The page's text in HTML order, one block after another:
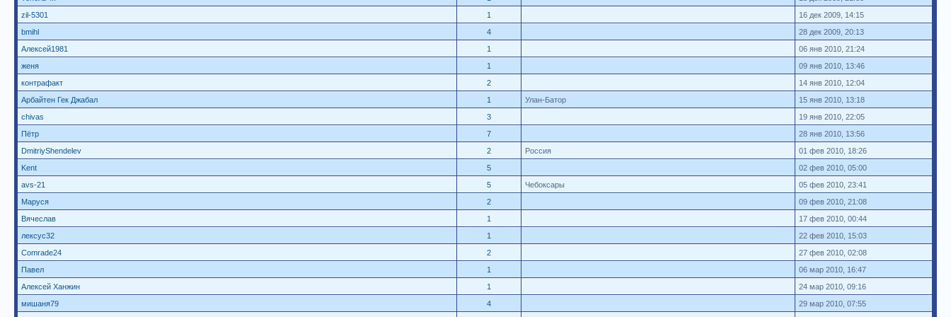
zil-5301
1
16 дек 2009, 14:15
bmihl
4
28 дек 2009, 20:13
Алексей1981
1
06 янв 2010, 21:24
женя
1
09 янв 2010, 13:46
контрафакт
2
14 янв 2010, 12:04
Арбайтен Гек Джабал
1 Улан-Батор
15 янв 2010, 13:18
chivas
3
19 янв 2010, 22:05
Пётр
7
28 янв 2010, 13:56
DmitriyShendelev
2 Россия
01 фев 2010, 18:26
Kent
5
02 фев 2010, 05:00
avs-21
5 Чебоксары
05 фев 2010, 23:41
Маруся
2
09 фев 2010, 21:08
Вячеслав
1
17 фев 2010, 00:44
лексус32
1
22 фев 2010, 15:03
Comrade24
2
27 фев 2010, 02:08
Павел
1
06 мар 2010, 16:47
Алексей Ханжин
1
24 мар 2010, 09:16
мишаня79
4
29 мар 2010, 07:55